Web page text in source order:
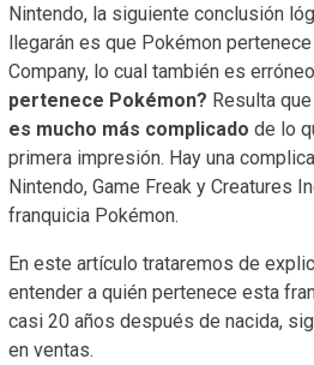
Nintendo, la siguiente conclusión
llegarán es que Pokémon
Company, lo cual también es
pertenece Pokémon? Resulta
es mucho más complicado de lo
primera impresión. Hay una
Nintendo, Game Freak y Creatures
franquicia Pokémon.
En este artículo trataremos de
entender a quién pertenece esta
casi 20 años después de nacida,
en ventas.